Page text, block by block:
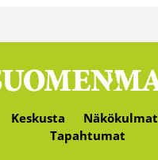
Keskusta Näkökulmat
Tapahtumat